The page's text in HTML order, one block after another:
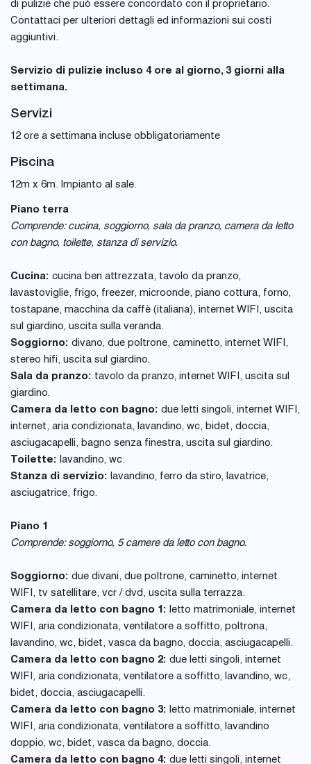
di pulizie che può essere concordato con il proprietario.
Contattaci per ulteriori dettagli ed informazioni sui costi
aggiuntivi.
Servizio di pulizie incluso 4 ore al giorno, 3 giorni alla
settimana.
Servizi
12 ore a settimana incluse obbligatoriamente
Piscina
12m x 6m. Impianto al sale.
Piano terra
Comprende: cucina, soggiorno, sala da pranzo, camera da letto
con bagno, toilette, stanza di servizio.
Cucina: cucina ben attrezzata, tavolo da pranzo,
lavastoviglie, frigo, freezer, microonde, piano cottura, forno,
tostapane, macchina da caffè (italiana), internet WIFI, uscita
sul giardino, uscita sulla veranda.
Soggiorno: divano, due poltrone, caminetto, internet WIFI,
stereo hifi, uscita sul giardino.
Sala da pranzo: tavolo da pranzo, internet WIFI, uscita sul
giardino.
Camera da letto con bagno: due letti singoli, internet WIFI,
internet, aria condizionata, lavandino, wc, bidet, doccia,
asciugacapelli, bagno senza finestra, uscita sul giardino.
Toilette: lavandino, wc.
Stanza di servizio: lavandino, ferro da stiro, lavatrice,
asciugatrice, frigo.
Piano 1
Comprende: soggiorno, 5 camere da letto con bagno.
Soggiorno: due divani, due poltrone, caminetto, internet
WIFI, tv satellitare, vcr / dvd, uscita sulla terrazza.
Camera da letto con bagno 1: letto matrimoniale, internet
WIFI, aria condizionata, ventilatore a soffitto, poltrona,
lavandino, wc, bidet, vasca da bagno, doccia, asciugacapelli.
Camera da letto con bagno 2: due letti singoli, internet
WIFI, aria condizionata, ventilatore a soffitto, lavandino, wc,
bidet, doccia, asciugacapelli.
Camera da letto con bagno 3: letto matrimoniale, internet
WIFI, aria condizionata, ventilatore a soffitto, lavandino
doppio, wc, bidet, vasca da bagno, doccia.
Camera da letto con bagno 4: due letti singoli, internet